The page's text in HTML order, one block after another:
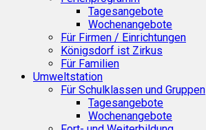
Tagesangebote
Wochenangebote
Für Firmen / Einrichtungen
Königsdorf ist Zirkus
Für Familien
Umweltstation
Für Schulklassen und Gruppen
Tagesangebote
Wochenangebote